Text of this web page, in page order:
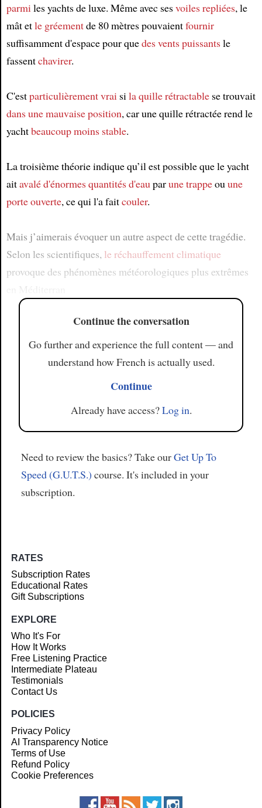
parmiles yachts de luxe. Même avec sesvoiles repliées, le
mât etle gréementde 80 mètres pouvaientfournir
suffisamment d'espace pour quedes vents puissantsle
fassentchavirer.
C'estparticulièrement vraisila quille rétractablese trouvait
dans une mauvaise position, car une quille rétractée rend le
yachtbeaucoup moins stable.
La troisième théorie indique qu’il est possible que le yacht
aitavaléd'énormes quantités d'eauparune trappeouune
porte ouverte, ce qui l'a faitcouler.
Mais j’aimerais évoquer un autre aspect de cette tragédie.
Selon les scientifiques, le réchauffement climatique
provoque des phénomènes météorologiques plus extrêmes
Continue the conversation
Go further and experience the full content — and
understand how French is actually used.
Continue
Already have access?Log in.
Need to review the basics? Take ourGet Up To
Speed (G.U.T.S.) course. It's included in your
subscription.
RATES
Subscription Rates
Educational Rates
Gift Subscriptions
EXPLORE
Who It's For
How It Works
Free Listening Practice
Intermediate Plateau
Testimonials
Contact Us
POLICIES
Privacy Policy
AI Transparency Notice
Terms of Use
Refund Policy
Cookie Preferences